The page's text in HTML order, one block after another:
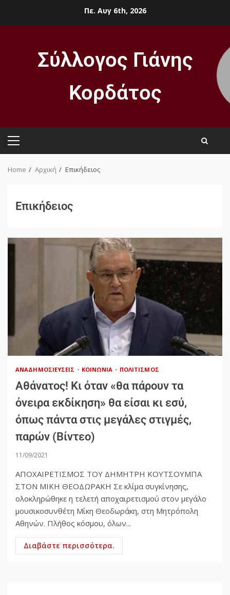
Πε. Αυγ 6th, 2026
Σύλλογος Γιάνης
Κορδάτος
Home Αρχική Επικήδειος
Επικήδειος
ΑΝΑΔΗΜΟΣΙΕΎΣΕΙΣ ΚΟΙΝΩΝΊΑ ΠΟΛΙΤΙΣΜΌΣ
Αθάνατος! Κι όταν «θα πάρουν τα
όνειρα εκδίκηση» θα είσαι κι εσύ,
όπως πάντα στις μεγάλες στιγμές,
παρών (Βίντεο)
11/09/2021
ΑΠΟΧΑΙΡΕΤΙΣΜΟΣ ΤΟΥ ΔΗΜΗΤΡΗ ΚΟΥΤΣΟΥΜΠΑ
ΣΤΟΝ ΜΙΚΗ ΘΕΟΔΩΡΑΚΗ Σε κλίμα συγκίνησης,
ολοκληρώθηκε η τελετή αποχαιρετισμού στον μεγάλο
μουσικοσυνθέτη Μίκη Θεοδωράκη, στη Μητρόπολη
Αθηνών. Πλήθος κόσμου, όλων...
Διαβάστε περισσότερα.